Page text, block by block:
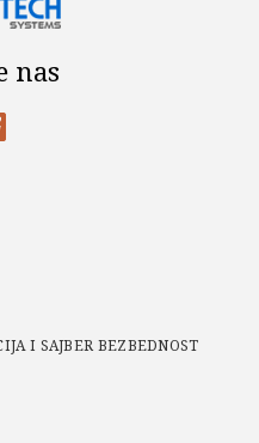
nas
I SAJBER BEZBEDNOST